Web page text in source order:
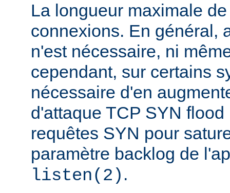
La longueur maximale
connexions. En général,
n'est nécessaire, ni
cependant, sur certains
nécessaire d'en
d'attaque TCP SYN
requêtes SYN pour
paramètre backlog de
listen(2) .